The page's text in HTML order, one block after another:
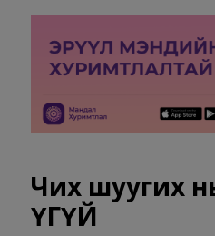
Чих шуугих нь
ҮГҮЙ